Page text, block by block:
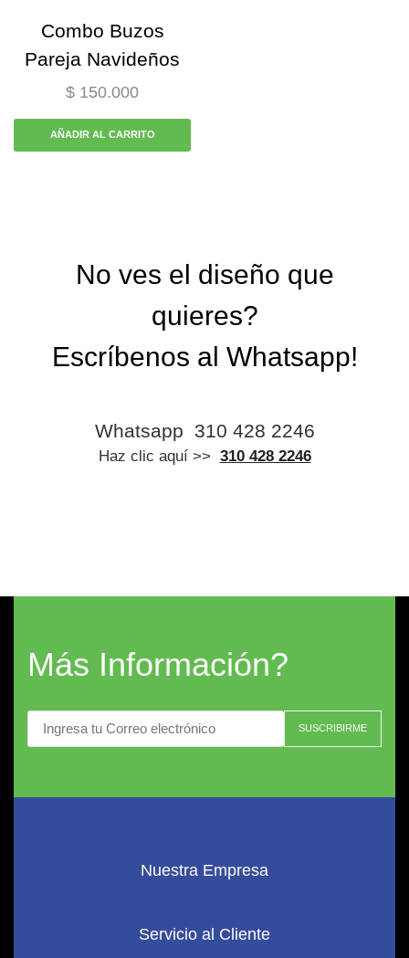
Combo Buzos
Pareja Navideños
$ 150.000
AÑADIR AL CARRITO
No ves el diseño que
quieres?
Escríbenos al Whatsapp!
Whatsapp 310 428 2246
Haz clic aquí >> 310 428 2246
Más Información?
Nuestra Empresa
Servicio al Cliente